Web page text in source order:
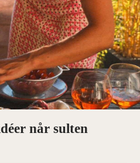
når sulten